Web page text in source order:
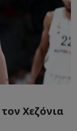
Χεζόνια